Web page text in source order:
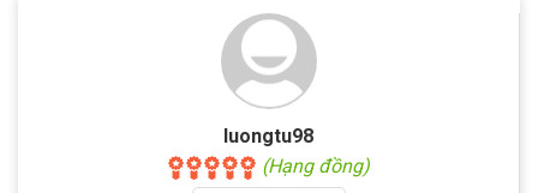
luongtu98
(Hạng đồng)